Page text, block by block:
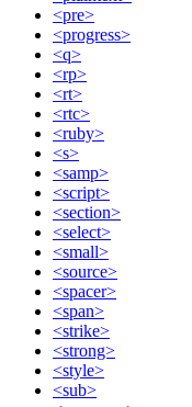
<pre>
<progress>
<q>
<rp>
<rt>
<rtc>
<ruby>
<s>
<samp>
<script>
<section>
<select>
<small>
<source>
<spacer>
<span>
<strike>
<strong>
<style>
<sub>